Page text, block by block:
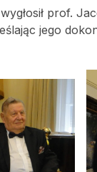
prof.
jego